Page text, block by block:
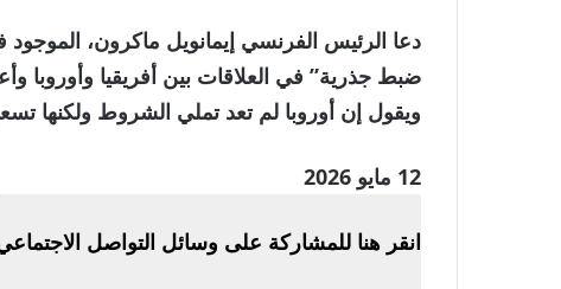
ويقول إن أوروبا لم تعد تملي الشروط ولكنها
نُشرت
12
12 مايو 2026
انقر هنا للمشاركة على وسائل التواصل